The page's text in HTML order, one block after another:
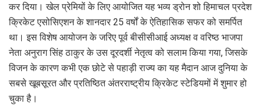
o
o
k
A
p
p
a
m
कर दिया। खेल प्रेमियों के लिए आयोजित यह भव्य ड्रोन शो हिमाचल प्रदेश
क्रिकेट एसोसिएशन के शानदार 25 वर्षों के ऐतिहासिक सफर को समर्पित
था। इस विशेष आयोजन के जरिए पूर्व बीसीसीआई अध्यक्ष व वरिष्ठ भाजपा
नेता अनुराग सिंह ठाकुर के उस दूरदर्शी नेतृत्व को सलाम किया गया, जिसके
विजन के कारण कभी एक छोटे से पहाड़ी राज्य का यह मैदान आज दुनिया के
सबसे खूबसूरत और प्रतिष्ठित अंतरराष्ट्रीय क्रिकेट स्टेडियमों में शुमार हो
चुका है।